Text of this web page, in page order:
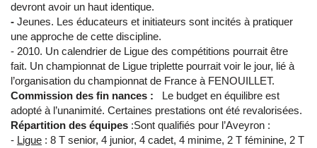
devront avoir un haut identique.
- Jeunes. Les éducateurs et initiateurs sont incités à pratiquer
une approche de cette discipline.
- 2010. Un calendrier de Ligue des compétitions pourrait être
fait. Un championnat de Ligue triplette pourrait voir le jour, lié à
l’organisation du championnat de France à FENOUILLET.
Commission des fin nances :
Le budget en équilibre est
adopté à l’unanimité. Certaines prestations ont été revalorisées.
Répartition des équipes :Sont qualifiés pour l’Aveyron :
- Ligue : 8 T senior, 4 junior, 4 cadet, 4 minime, 2 T féminine, 2 T